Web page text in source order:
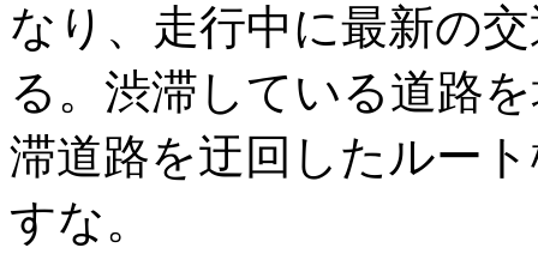
なり、走行中に最新の
る。渋滞している道路
滞道路を迂回したルー
すな。